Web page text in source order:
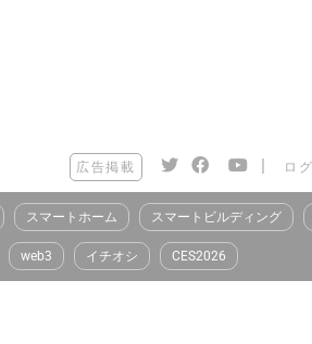
広告掲載 | ロ
スマートホーム スマートビルディング
web3 イチオシ CES2026